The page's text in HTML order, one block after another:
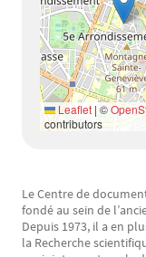
Leaflet | ©
contributors
Texte
Le Centre de
fondé au sein de
Depuis 1973, il a en
la Recherche